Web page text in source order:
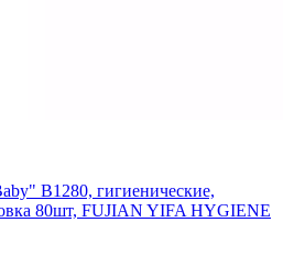
B1280, гигиенические,
80шт, FUJIAN YIFA HYGIENE